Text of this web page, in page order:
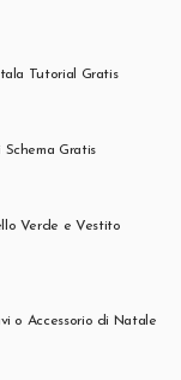
Tutorial Gratis
Schema Gratis
Verde e Vestito
o Accessorio di Natale